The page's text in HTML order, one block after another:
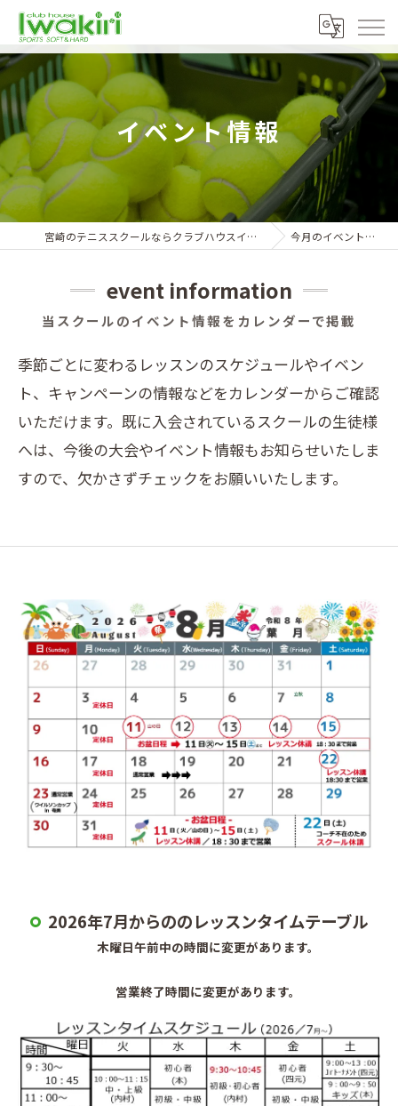
イベント情報
宮崎のテニススクールならクラブハウスイワキリ 今月のイベント情報
当スクールのイベント情報をカレンダーで掲載
event information
季節ごとに変わるレッスンのスケジュールやイベン
ト、キャンペーンの情報などをカレンダーからご確認
いただけます。既に入会されているスクールの生徒様
へは、今後の大会やイベント情報もお知らせいたしま
すので、欠かさずチェックをお願いいたします。
2026年7月からののレッスンタイムテーブル
木曜日午前中の時間に変更があります。
営業終了時間に変更があります。